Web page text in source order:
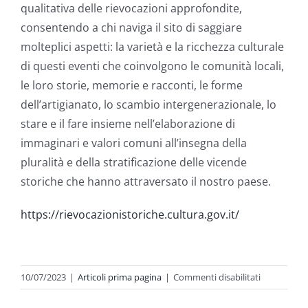
qualitativa delle rievocazioni approfondite,
consentendo a chi naviga il sito di saggiare
molteplici aspetti: la varietà e la ricchezza culturale
di questi eventi che coinvolgono le comunità locali,
le loro storie, memorie e racconti, le forme
dell’artigianato, lo scambio intergenerazionale, lo
stare e il fare insieme nell’elaborazione di
immaginari e valori comuni all’insegna della
pluralità e della stratificazione delle vicende
storiche che hanno attraversato il nostro paese.
https://rievocazionistoriche.cultura.gov.it/
10/07/2023 | Articoli prima pagina | Commenti disabilitatisu
È